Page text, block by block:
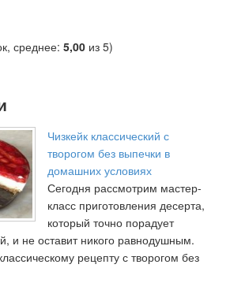
среднее:5,00 из 5)
Чизкейк классический с
творогом без выпечки в
домашних условиях
Сегодня рассмотрим мастер-
класс приготовления десерта,
который точно порадует
и не оставит никого равнодушным.
рецепту с творогом без